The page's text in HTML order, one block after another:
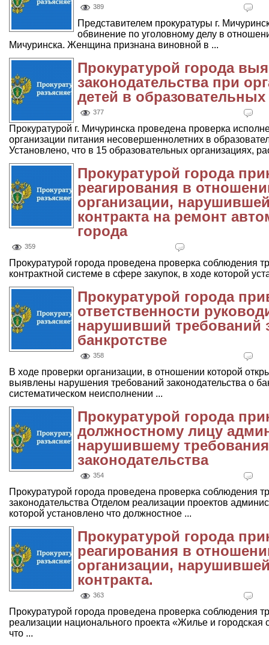
389
Представителем прокуратуры г.
обвинение по уголовному делу в
Мичуринска. Женщина признана виновной в ...
Прокуратурой города
законодательства при
детей в образовательных
377
Прокуратурой г. Мичуринска проведена проверка
организации питания несовершеннолетних в
Установлено, что в 15 образовательных организациях,
Прокуратурой города
реагирования в
организации,
контракта на ремонт
города
359
Прокуратурой города проведена проверка соблюдения
контрактной системе в сфере закупок, в ходе которой
Прокуратурой города
ответственности
нарушивший требований
банкротстве
358
В ходе проверки организации, в отношении которой
выявлены нарушения требований законодательства о
систематическом неисполнении ...
Прокуратурой города
должностному лицу
нарушившему
законодательства
354
Прокуратурой города проведена проверка соблюдения
законодательства Отделом реализации проектов
которой установлено что должностное ...
Прокуратурой города
реагирования в
организации,
контракта.
363
Прокуратурой города проведена проверка соблюдения
реализации национального проекта «Жилье и городская
что ...